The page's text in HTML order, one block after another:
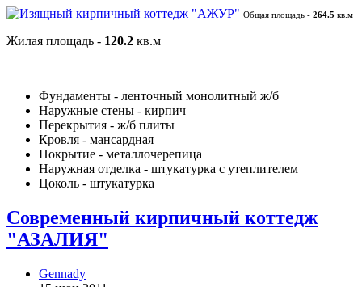
Общая площадь - 264.5 кв.м
Жилая площадь - 120.2 кв.м
Фундаменты - ленточный монолитный ж/б
Наружные стены - кирпич
Перекрытия - ж/б плиты
Кровля - мансардная
Покрытие - металлочерепица
Наружная отделка - штукатурка с утеплителем
Цоколь - штукатурка
Современный кирпичный коттедж
"АЗАЛИЯ"
Gennady